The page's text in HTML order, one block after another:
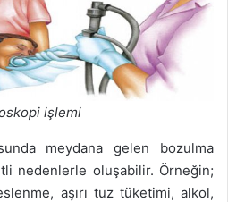
işlemi
meydana gelen bozulma
nedenlerle oluşabilir. Örneğin;
aşırı tuz tüketimi, alkol,